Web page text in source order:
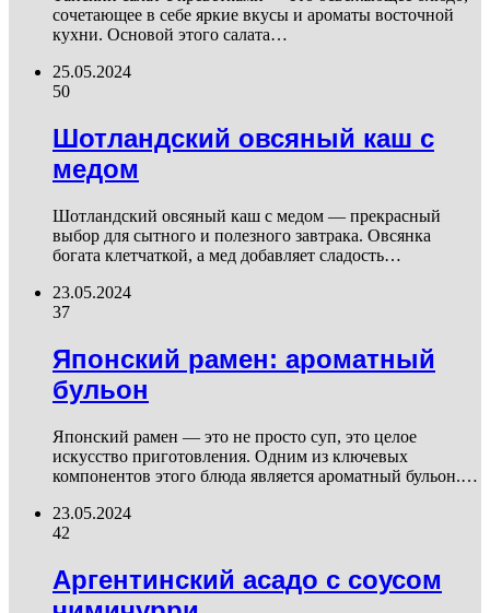
сочетающее в себе яркие вкусы и ароматы восточной
кухни. Основой этого салата…
25.05.2024
50
Шотландский овсяный каш с
медом
Шотландский овсяный каш с медом — прекрасный
выбор для сытного и полезного завтрака. Овсянка
богата клетчаткой, а мед добавляет сладость…
23.05.2024
37
Японский рамен: ароматный
бульон
Японский рамен — это не просто суп, это целое
искусство приготовления. Одним из ключевых
компонентов этого блюда является ароматный бульон.…
23.05.2024
42
Аргентинский асадо с соусом